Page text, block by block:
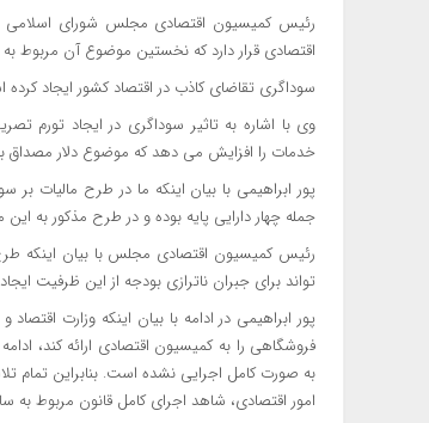
رئیس کمیسیون اقتصادی مجلس شورای اسلامی
اقتصادی قرار دارد که نخستین موضوع آن مربوط
سوداگری تقاضای کاذب در اقتصاد کشور ایجاد
وی با اشاره به تاثیر سوداگری در ایجاد تورم
خدمات را افزایش می دهد که موضوع دلار مصداق
پور ابراهیمی با بیان اینکه ما در طرح مالیات بر
جمله چهار دارایی پایه بوده و در طرح مذکور به
رئیس کمیسیون اقتصادی مجلس با بیان اینکه
تواند برای جبران ناترازی بودجه از این ظرفیت
پور ابراهیمی در ادامه با بیان اینکه وزارت
فروشگاهی را به کمیسیون اقتصادی ارائه کند،
به صورت کامل اجرایی نشده است. بنابراین تمام
امور اقتصادی، شاهد اجرای کامل قانون مربوط به